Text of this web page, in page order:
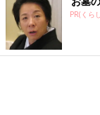
PR(くら